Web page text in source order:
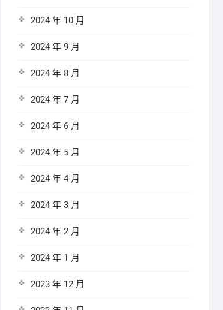
2024 年 10 月
2024 年 9 月
2024 年 8 月
2024 年 7 月
2024 年 6 月
2024 年 5 月
2024 年 4 月
2024 年 3 月
2024 年 2 月
2024 年 1 月
2023 年 12 月